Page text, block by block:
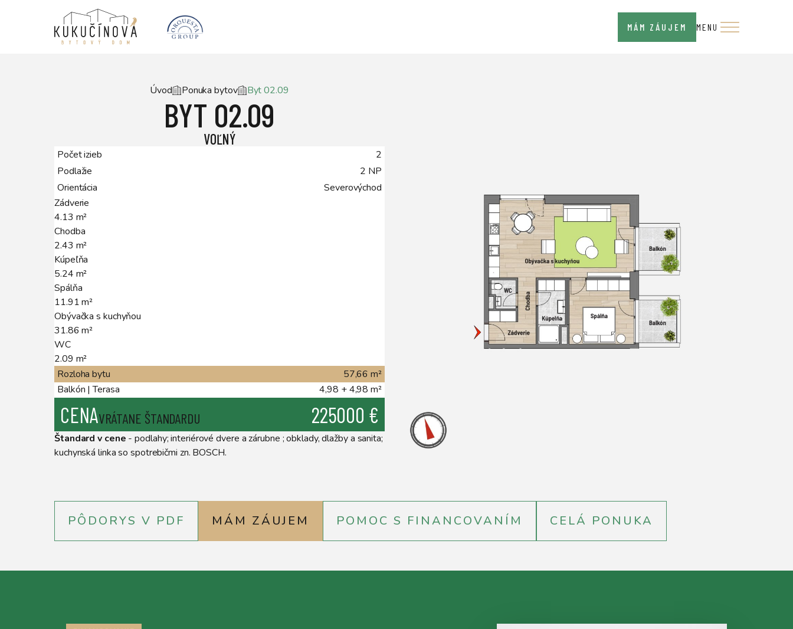
MÁM ZÁUJEM MENU
Úvod Ponuka bytov Byt 02.09
BYT 02.09
VOĽNÝ
Počet izieb
2
Podlažie
2 NP
Orientácia
Severovýchod
Zádverie
4.13 m²
Chodba
2.43 m²
Kúpeľňa
5.24 m²
Spálňa
11.91m²
Obývačka s kuchyňou
31.86m²
WC
2.09 m²
Rozloha bytu
57,66 m²
Balkón | Terasa
4,98 + 4,98 m²
CENAVRÁTANE ŠTANDARDU 225000 €
Štandard v cene - podlahy; interiérové dvere a zárubne ; obklady, dlažby a sanita;
kuchynská linka so spotrebičmi zn. BOSCH.
PÔDORYS V PDF MÁM ZÁUJEM POMOC S FINANCOVANÍM CELÁ PONUKA